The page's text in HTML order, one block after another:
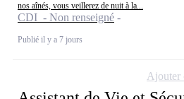
nos aînés, vous veillerez de nuit à la...
CDI - Non renseigné
Publié il y a 7 jours
Ajouter